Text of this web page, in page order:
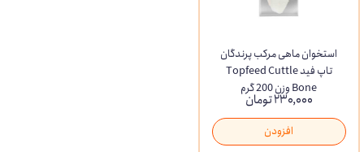
استخوان ماهی مرکب پرندگان
تاپ فید Topfeed Cuttle
Bone وزن 200 گرم
۲۳۰,۰۰۰ تومان
افزودن